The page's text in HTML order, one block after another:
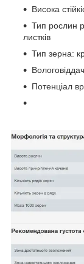
Висока
Тип рослин
листків
Тип зерна:
Потенціал